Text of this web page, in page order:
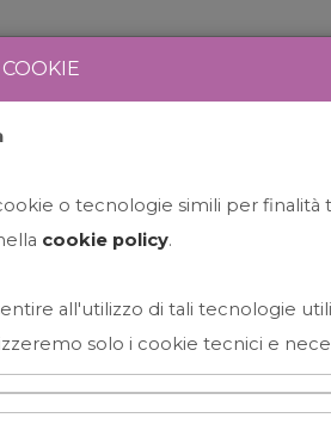
o tecnologie simili per
cookie policy.
all'utilizzo di tali tecnologie
solo i cookie tecnici e